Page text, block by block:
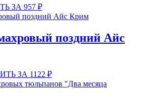
ЗА 957 ₽
поздний Айс
ЗА 1122 ₽